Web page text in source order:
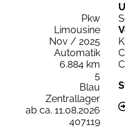
Pkw
Limousine
Nov / 2025
Automatik
6.884 km
5
Blau
Zentrallager
ab ca. 11.08.2026
407119